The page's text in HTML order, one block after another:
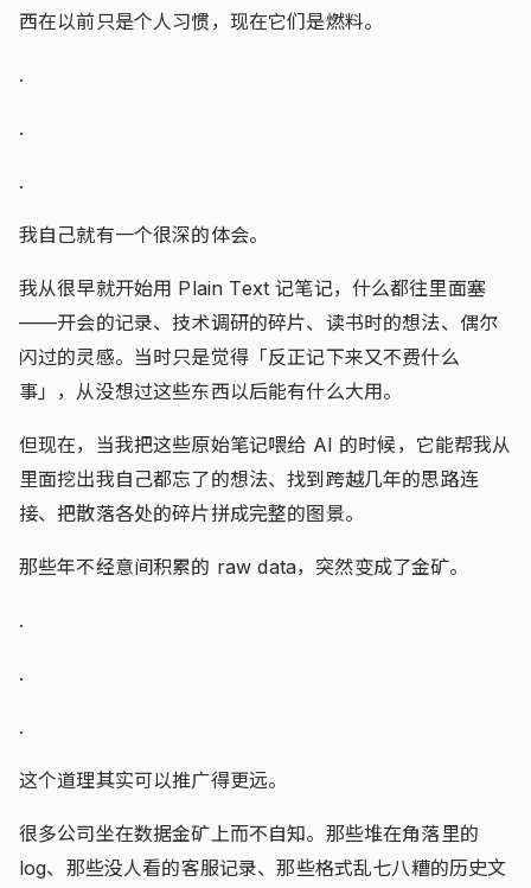
西在以前只是个人习惯，现在它们是燃料。
.
.
.
我自己就有一个很深的体会。
我从很早就开始用 Plain Text 记笔记，什么都往里面塞
——开会的记录、技术调研的碎片、读书时的想法、偶尔
闪过的灵感。当时只是觉得「反正记下来又不费什么
事」，从没想过这些东西以后能有什么大用。
但现在，当我把这些原始笔记喂给 AI 的时候，它能帮我从
里面挖出我自己都忘了的想法、找到跨越几年的思路连
接、把散落各处的碎片拼成完整的图景。
那些年不经意间积累的 raw data，突然变成了金矿。
.
.
.
这个道理其实可以推广得更远。
很多公司坐在数据金矿上而不自知。那些堆在角落里的
log、那些没人看的客服记录、那些格式乱七八糟的历史文